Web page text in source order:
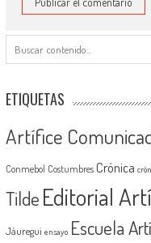
ETIQUETAS
Artífice
Conmebol Costumbres Crónica
Tilde Editorial
Jáuregui ensayo Escuela